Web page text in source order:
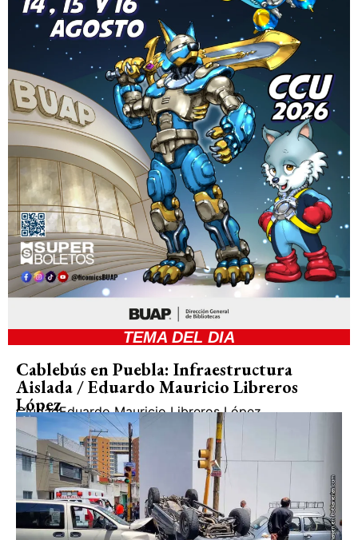
Feria del libro de Oaxaca, 29 de octubre
de 2022.
[1]Eliade, Mircea,La prueba del laberinto ,
conversaciones con Claude-Henri
Rocquet, Ediciones Cristiandad, Madrid,
1980.